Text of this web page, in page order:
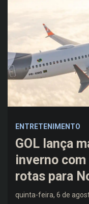
ENTRETENIMENTO
GOL lança
inverno
rotas para
quinta-feira, 6 de